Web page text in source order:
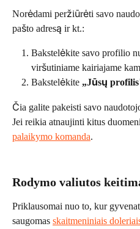
Norėdami peržiūrėti savo
pašto adresą ir kt.:
Bakstelėkite savo profilio
viršutiniame kairiajame
Bakstelėkite „Jūsų
Čia galite pakeisti savo
Jei reikia atnaujinti kitus
palaikymo komanda.
Rodymo valiutos
Priklausomai nuo to, kur
saugomas skaitmeniniais